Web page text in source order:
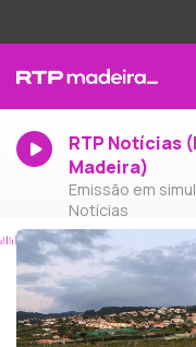
RTP Notícias
Madeira)
Emissão em
Notícias